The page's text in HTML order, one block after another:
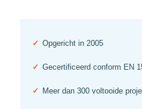
✓ Opgericht in 2005
✓ Gecertificeerd conform EN
✓ Meer dan 300 voltooide